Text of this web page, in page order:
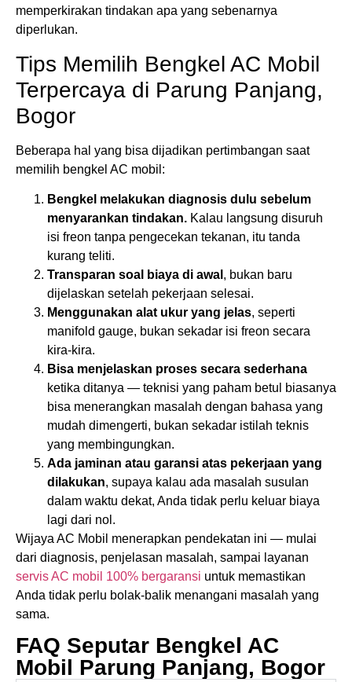
memperkirakan tindakan apa yang sebenarnya
diperlukan.
Tips Memilih Bengkel AC Mobil
Terpercaya di Parung Panjang,
Bogor
Beberapa hal yang bisa dijadikan pertimbangan saat
memilih bengkel AC mobil:
Bengkel melakukan diagnosis dulu sebelum
menyarankan tindakan. Kalau langsung disuruh
isi freon tanpa pengecekan tekanan, itu tanda
kurang teliti.
Transparan soal biaya di awal , bukan baru
dijelaskan setelah pekerjaan selesai.
Menggunakan alat ukur yang jelas, seperti
manifold gauge, bukan sekadar isi freon secara
kira-kira.
Bisa menjelaskan proses secara sederhana
ketika ditanya — teknisi yang paham betul biasanya
bisa menerangkan masalah dengan bahasa yang
mudah dimengerti, bukan sekadar istilah teknis
yang membingungkan.
Ada jaminan atau garansi atas pekerjaan yang
dilakukan, supaya kalau ada masalah susulan
dalam waktu dekat, Anda tidak perlu keluar biaya
lagi dari nol.
Wijaya AC Mobil menerapkan pendekatan ini — mulai
dari diagnosis, penjelasan masalah, sampai layanan
servis AC mobil 100% bergaransi untuk memastikan
Anda tidak perlu bolak-balik menangani masalah yang
sama.
FAQ Seputar Bengkel AC
Mobil Parung Panjang, Bogor